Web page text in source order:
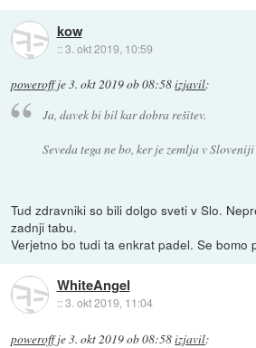
kow
::3. okt 2019, 10:59
poweroffje3. okt 2019 ob 08:58izjavil:
Ja, davek bi bil kar dobra rešitev.
Seveda tega ne bo, ker je zemlja v Sloveniji
Tud zdravniki so bili dolgo sveti v Slo.
zadnji tabu.
Verjetno bo tudi ta enkrat padel. Se bomo
WhiteAngel
::3. okt 2019, 11:04
poweroffje3. okt 2019 ob 08:58izjavil: